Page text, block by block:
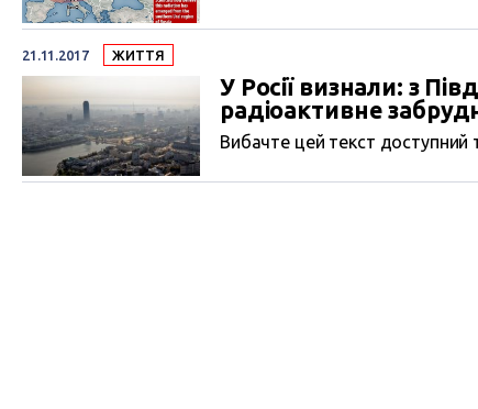
21.11.2017 ЖИТТЯ
У Росії визнали: з
радіоактивне
Вибачте цей текст доступний